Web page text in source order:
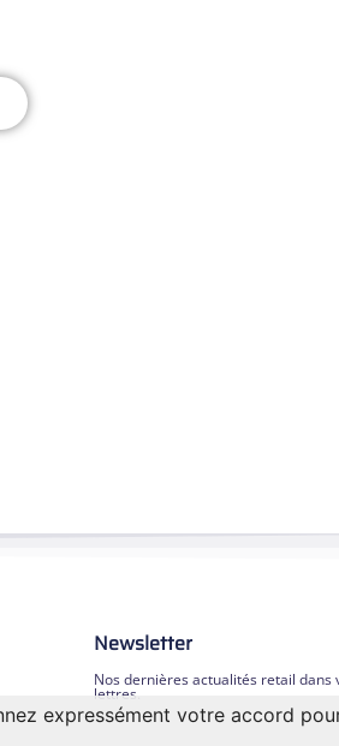
Newsletter
Nos dernières actualités retail dans
lettres.
expressément votre accord